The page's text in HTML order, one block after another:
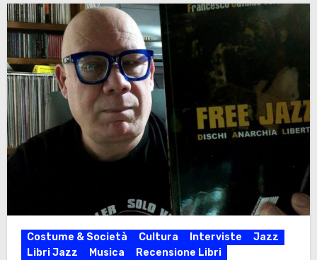
Costume & Società Cultura Interviste
Jazz
Libri Jazz
Musica
Recensione Libri